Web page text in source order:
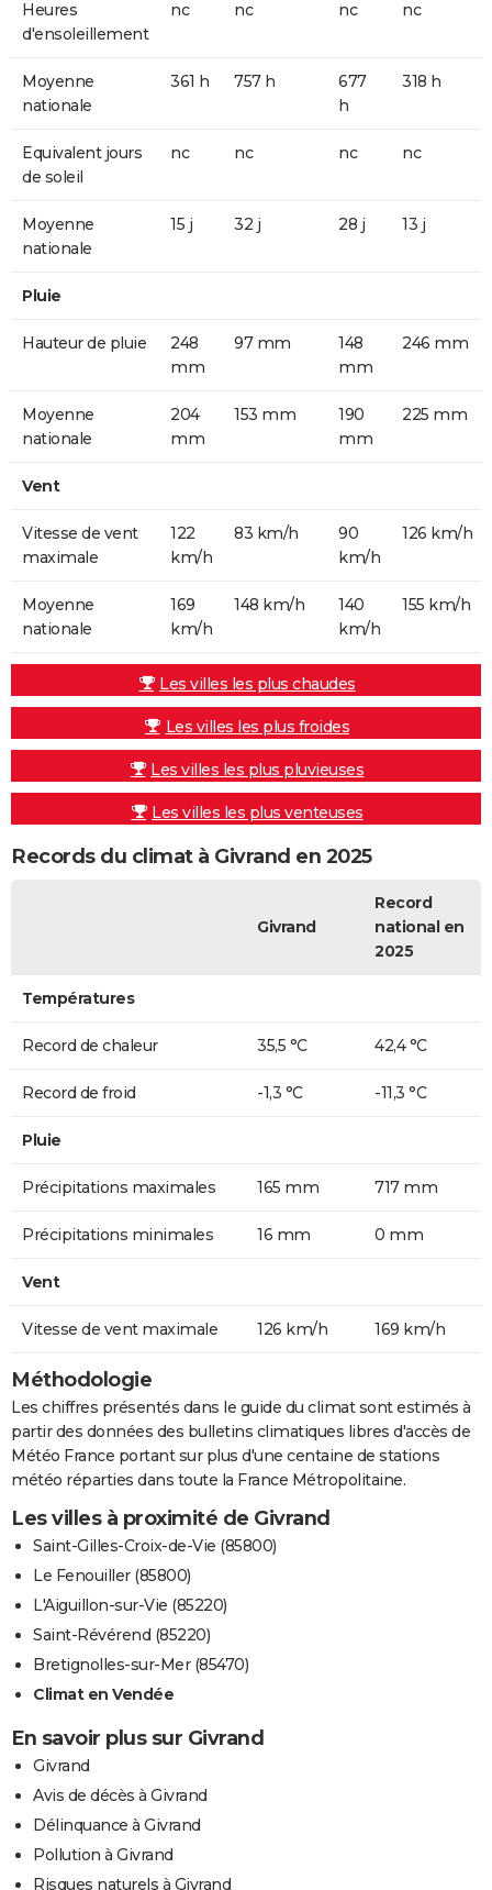
Heures
d'ensoleillement
nc nc nc nc
Moyenne
nationale
361 h 757 h
677
h
318 h
Equivalent jours
de soleil
nc nc nc nc
Moyenne
nationale
15 j 32 j 28 j 13 j
Pluie
Hauteur de pluie
248
mm
97 mm
148
mm
246 mm
Moyenne
nationale
204
mm
153 mm
190
mm
225 mm
Vent
Vitesse de vent
maximale
122
km/h
83 km/h
90
km/h
126 km/h
Moyenne
nationale
169
km/h
148 km/h
140
km/h
155 km/h
Les villes les plus chaudes
Les villes les plus froides
Les villes les plus pluvieuses
Les villes les plus venteuses
Records du climat à Givrand en 2025
Givrand
Record
national en
2025
Températures
Record de chaleur 35,5 °C 42,4 °C
Record de froid -1,3 °C -11,3 °C
Pluie
Précipitations maximales 165 mm 717 mm
Précipitations minimales 16 mm 0 mm
Vent
Vitesse de vent maximale 126 km/h 169 km/h
Méthodologie
Les chiffres présentés dans le guide du climat sont estimés à
partir des données des bulletins climatiques libres d'accès de
Météo France portant sur plus d'une centaine de stations
météo réparties dans toute la France Métropolitaine.
Les villes à proximité de Givrand
Saint-Gilles-Croix-de-Vie (85800)
Le Fenouiller (85800)
L'Aiguillon-sur-Vie (85220)
Saint-Révérend (85220)
Bretignolles-sur-Mer (85470)
Climat en Vendée
En savoir plus sur Givrand
Givrand
Avis de décès à Givrand
Délinquance à Givrand
Pollution à Givrand
Risques naturels à Givrand